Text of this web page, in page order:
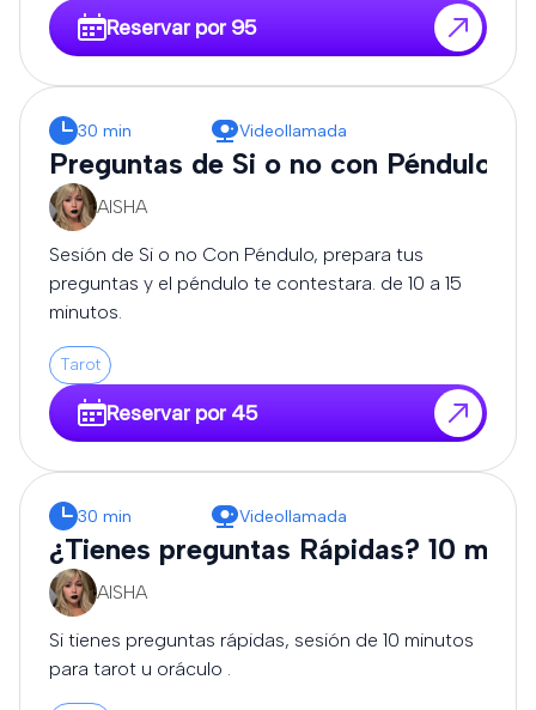
Reservar por 95
30 min Videollamada
Preguntas de Si o no con Péndulo
AISHA
Sesión de Si o no Con Péndulo, prepara tus
preguntas y el péndulo te contestara. de 10 a 15
minutos.
Tarot
Reservar por 45
30 min Videollamada
¿Tienes preguntas Rápidas? 10
AISHA
Si tienes preguntas rápidas, sesión de 10 minutos
para tarot u oráculo .